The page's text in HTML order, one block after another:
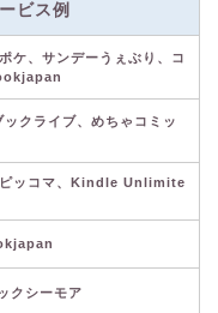
ビス例
ケ、サンデーうぇぶり、コ
クライブ、めちゃコミッ
ッコマ、Kindle Unlimite
クシーモア